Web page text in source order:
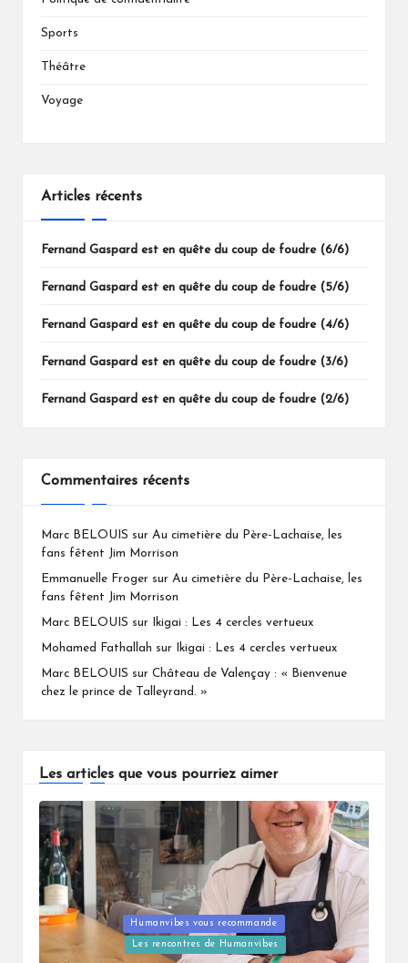
Sports
Théâtre
Voyage
Articles récents
Fernand Gaspard est en quête du coup de foudre (6/6)
Fernand Gaspard est en quête du coup de foudre (5/6)
Fernand Gaspard est en quête du coup de foudre (4/6)
Fernand Gaspard est en quête du coup de foudre (3/6)
Fernand Gaspard est en quête du coup de foudre (2/6)
Commentaires récents
Marc BELOUIS sur Au cimetière du Père-Lachaise, les
fans fêtent Jim Morrison
Emmanuelle Froger sur Au cimetière du Père-Lachaise, les
fans fêtent Jim Morrison
Marc BELOUIS sur Ikigai : Les 4 cercles vertueux
Mohamed Fathallah sur Ikigai : Les 4 cercles vertueux
Marc BELOUIS sur Château de Valençay : « Bienvenue
chez le prince de Talleyrand. »
Les articles que vous pourriez aimer
Posted
Humanvibes vous recommande
Les rencontres de Humanvibes